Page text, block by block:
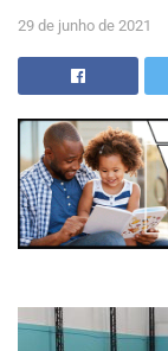
29 de junho de 2021